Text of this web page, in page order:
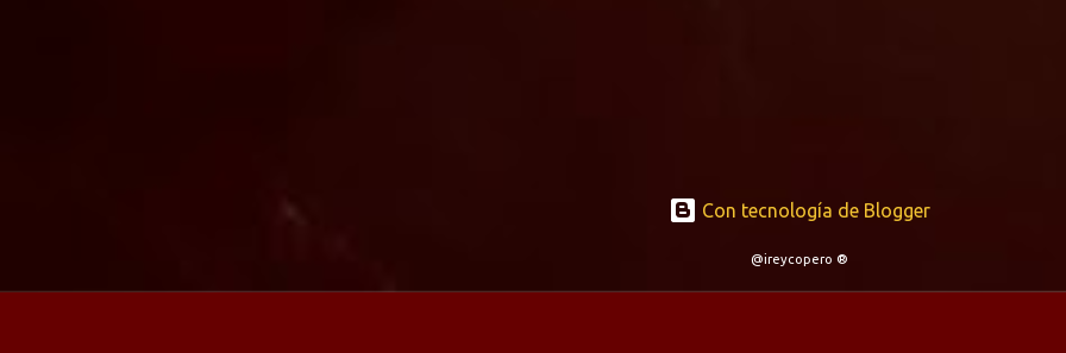
Con tecnología de Blogger
@ireycopero ®